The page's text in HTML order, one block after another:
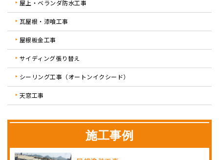
屋上・ベランダ防水工事
瓦屋根・漆喰工事
屋根板金工事
サイディング張り替え
シーリング工事（オートンイクシード）
天窓工事
施工事例